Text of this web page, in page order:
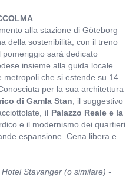
alla stazione di Göteborg
della sostenibilità, con il treno
pomeriggio sarà dedicato
insieme alla guida locale
metropoli che si estende su 14
per la sua architettura
di Gamla Stan , il suggestivo
il Palazzo Reale e la
e il modernismo dei quartieri
espansione. Cena libera e
Stavanger (o similare) -